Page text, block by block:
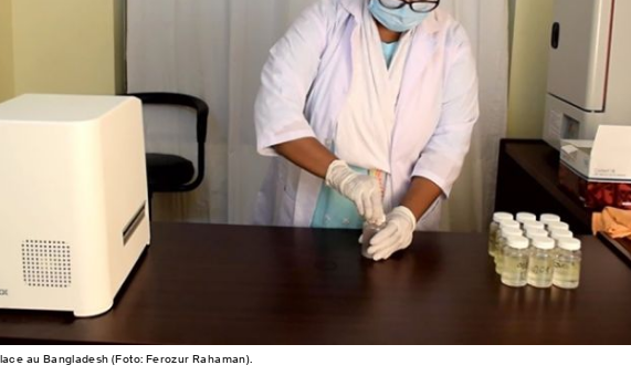
au Bangladesh (Foto: Ferozur Rahaman).